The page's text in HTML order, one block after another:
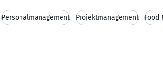
Personalmanagement Projektmanagement Food